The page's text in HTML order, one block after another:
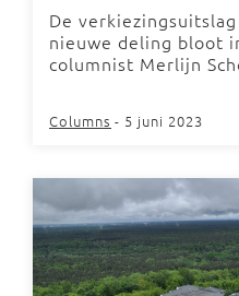
De
nieuwe deling bloot
columnist Merlijn
Columns - 5 juni 2023